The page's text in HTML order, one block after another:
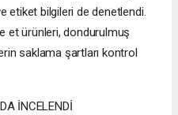
etiket bilgileri de denetlendi.
et ürünleri, dondurulmuş
saklama şartları kontrol
İNCELENDİ